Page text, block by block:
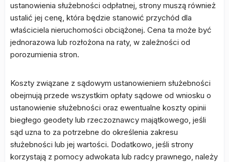
ustanowienia służebności odpłatnej, strony muszą również
ustalić jej cenę, która będzie stanowić przychód dla
właściciela nieruchomości obciążonej. Cena ta może być
jednorazowa lub rozłożona na raty, w zależności od
porozumienia stron.
Koszty związane z sądowym ustanowieniem służebności
obejmują przede wszystkim opłaty sądowe od wniosku o
ustanowienie służebności oraz ewentualne koszty opinii
biegłego geodety lub rzeczoznawcy majątkowego, jeśli
sąd uzna to za potrzebne do określenia zakresu
służebności lub jej wartości. Dodatkowo, jeśli strony
korzystają z pomocy adwokata lub radcy prawnego, należy